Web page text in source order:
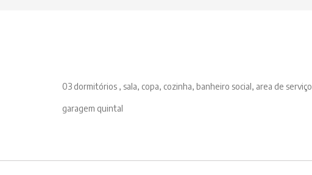
03 dormitórios , sala, copa, cozinha, banheiro social, area de serviço
garagem quintal